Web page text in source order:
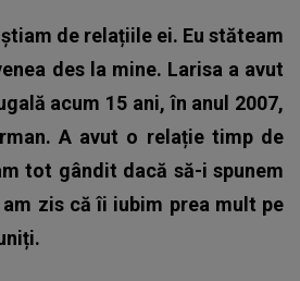
știam de relațiile ei. Eu stăteam
des la mine. Larisa a avut
acum 15 ani, în anul 2007,
A avut o relație timp de
tot gândit dacă să-i spunem
zis că îi iubim prea mult pe